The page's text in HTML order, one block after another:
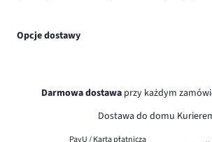
Opcje dostawy
Darmowa dostawa przy każdym
Dostawa do domu
PayU / Karta płatnicza